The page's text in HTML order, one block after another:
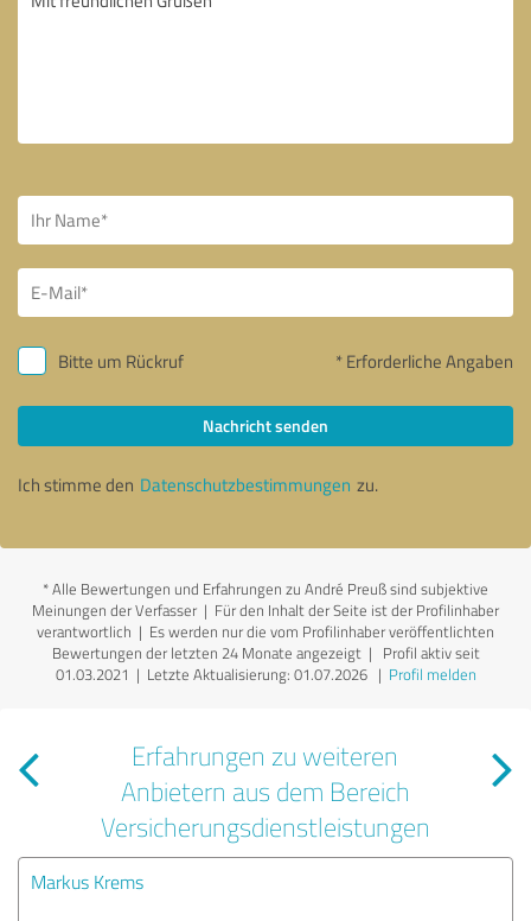
Bitte um Rückruf * Erforderliche Angaben
Nachricht senden
Ich stimme den Datenschutzbestimmungen zu.
*Alle Bewertungen und Erfahrungen zu André Preuß sind subjektive
Meinungen der Verfasser | Für den Inhalt der Seite ist der Profilinhaber
verantwortlich | Es werden nur die vom Profilinhaber veröffentlichten
Bewertungen der letzten 24 Monate angezeigt | Profil aktiv seit
01.03.2021 | Letzte Aktualisierung: 01.07.2026| Profil melden
Erfahrungen zu weiteren
Anbietern aus dem Bereich
Versicherungsdienstleistungen
Markus Krems